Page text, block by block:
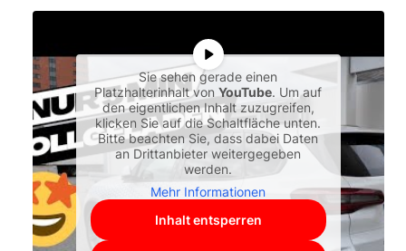
Sie sehen gerade einen
Platzhalterinhalt vonYouTube. Um auf
den eigentlichen Inhalt zuzugreifen,
klicken Sie auf die Schaltfläche unten.
Bitte beachten Sie, dass dabei Daten
an Drittanbieter weitergegeben
werden.
Mehr Informationen
Inhalt entsperren